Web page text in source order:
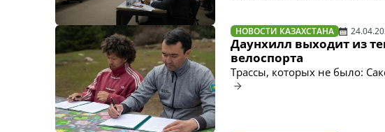
НОВОСТИ КАЗАХСТАНА
Даунхилл выходит из
велоспорта
Трассы, которых не было: